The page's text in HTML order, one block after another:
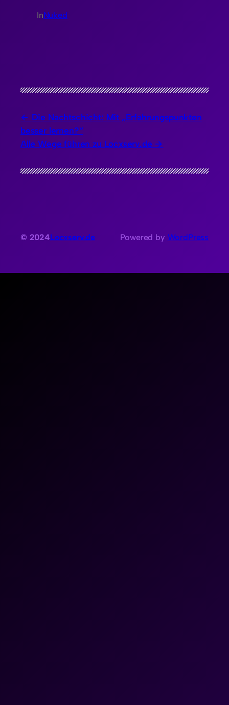
InNuked
Die Nachtschicht: Mit „Erfahrungspunkten
besser lernen?“
Alle Wege führen zu Locxserv.de
© 2024Locxserv.de Powered by WordPress